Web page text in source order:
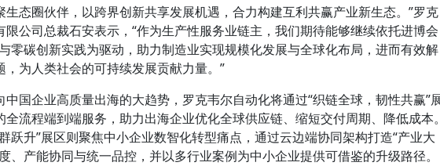
生态圈伙伴，以跨界创新共享发展机遇，合力构建互利共赢产业新生态。”罗克
公司总裁石安表示，“作为生产性服务业链主，我们期待能够继续依托进博会
与零碳创新实践为驱动，助力制造业实现规模化发展与全球化布局，进而有效解
为人类社会的可持续发展贡献力量。”
国企业高质量出海的大趋势，罗克韦尔自动化将通过“织链全球，韧性共赢”
流程端到端服务，助力出海企业优化全球供应链、缩短交付周期、降低成本。
跃升”展区则聚焦中小企业数智化转型痛点，通过云边端协同架构打造“产业大
、产能协同与统一品控，并以多行业案例为中小企业提供可借鉴的升级路径。